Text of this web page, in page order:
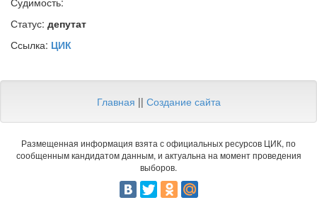
Статус: депутат
Ссылка: ЦИК
Главная || Создание сайта
Размещенная информация взята с официальных ресурсов ЦИК, по
сообщенным кандидатом данным, и актуальна на момент проведения
выборов.